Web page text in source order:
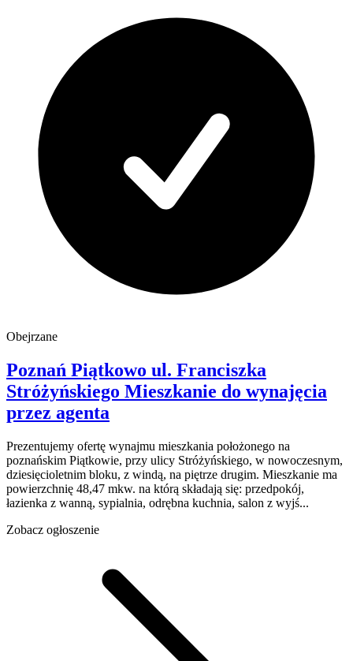
Obejrzane
Poznań Piątkowo ul. Franciszka
Stróżyńskiego Mieszkanie do wynajęcia
przez agenta
Prezentujemy ofertę wynajmu mieszkania położonego na
poznańskim Piątkowie, przy ulicy Stróżyńskiego, w nowoczesnym,
dziesięcioletnim bloku, z windą, na piętrze drugim. Mieszkanie ma
powierzchnię 48,47 mkw. na którą składają się: przedpokój,
łazienka z wanną, sypialnia, odrębna kuchnia, salon z wyjś...
Zobacz ogłoszenie